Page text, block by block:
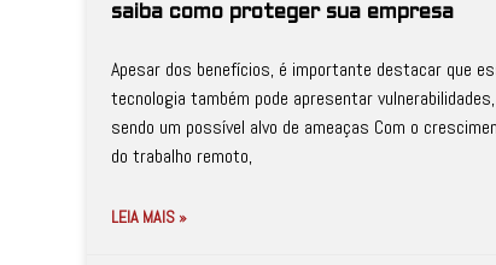
saiba como proteger sua empresa
Apesar dos benefícios, é importante destacar que
tecnologia também pode apresentar vulnerabilidades,
sendo um possível alvo de ameaças Com o
do trabalho remoto,
LEIA MAIS »